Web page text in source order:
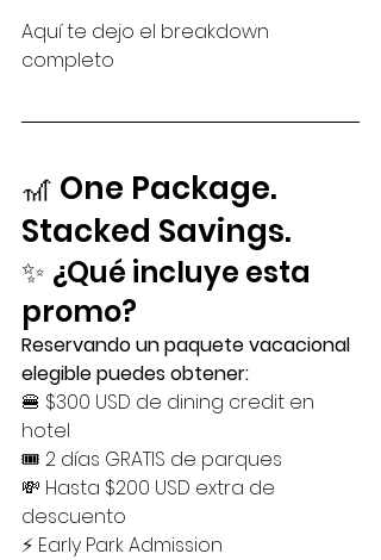
Aquí te dejo el breakdown
completo
🎢 One Package.
Stacked Savings.
✨ ¿Qué incluye esta
promo?
Reservando un paquete vacacional
elegible puedes obtener:
🍔 $300 USD de dining credit en
hotel
🎟️ 2 días GRATIS de parques
💸 Hasta $200 USD extra de
descuento
⚡ Early Park Admission